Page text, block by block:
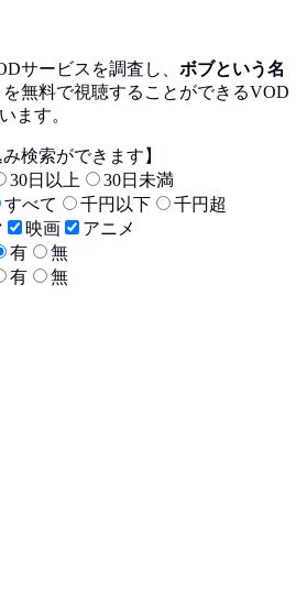
サービスを調査し、 ボブという名
を無料で視聴することができるVOD
ます。
検索ができます】
30日以上
30日未満
すべて 千円以下
千円超
映画
アニメ
有
無
有 無